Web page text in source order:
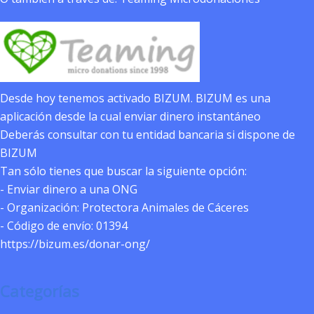
Desde hoy tenemos activado BIZUM. BIZUM es una
aplicación desde la cual enviar dinero instantáneo
Deberás consultar con tu entidad bancaria si dispone de
BIZUM
Tan sólo tienes que buscar la siguiente opción:
- Enviar dinero a una ONG
- Organización: Protectora Animales de Cáceres
- Código de envío: 01394
https://bizum.es/donar-ong/
Categorías